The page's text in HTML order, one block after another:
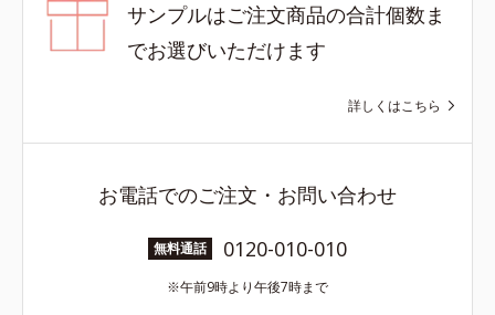
サンプルはご注文商品の合計個数ま
でお選びいただけます
詳しくはこちら
お電話でのご注文・お問い合わせ
無料通話 0120-010-010
午前9時より午後7時まで